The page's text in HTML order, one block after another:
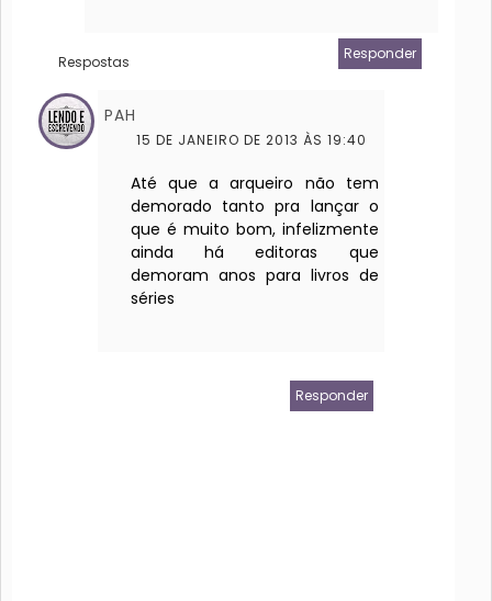
Responder
Respostas
PAH
15 DE JANEIRO DE 2013 ÀS 19:40
Até que a arqueiro não tem
demorado tanto pra lançar o
que é muito bom, infelizmente
ainda há editoras que
demoram anos para livros de
séries
Responder